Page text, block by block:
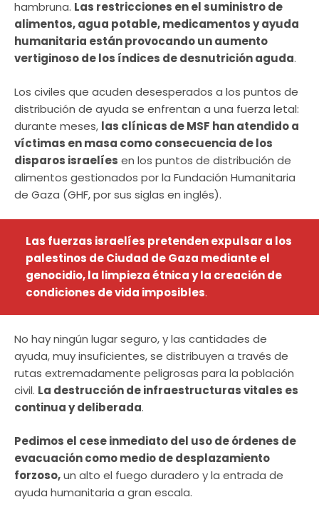
hambruna. Las restricciones en el suministro de
alimentos, agua potable, medicamentos y ayuda
humanitaria están provocando un aumento
vertiginoso de los índices de desnutrición aguda.
Los civiles que acuden desesperados a los puntos de
distribución de ayuda se enfrentan a una fuerza letal:
durante meses, las clínicas de MSF han atendido a
víctimas en masa como consecuencia de los
disparos israelíes en los puntos de distribución de
alimentos gestionados por la Fundación Humanitaria
de Gaza (GHF, por sus siglas en inglés).
Las fuerzas israelíes pretenden expulsar a los
palestinos de Ciudad de Gaza mediante el
genocidio, la limpieza étnica y la creación de
condiciones de vida imposibles.
No hay ningún lugar seguro, y las cantidades de
ayuda, muy insuficientes, se distribuyen a través de
rutas extremadamente peligrosas para la población
civil. La destrucción de infraestructuras vitales es
continua y deliberada.
Pedimos el cese inmediato del uso de órdenes de
evacuación como medio de desplazamiento
forzoso,un alto el fuego duradero y la entrada de
ayuda humanitaria a gran escala.